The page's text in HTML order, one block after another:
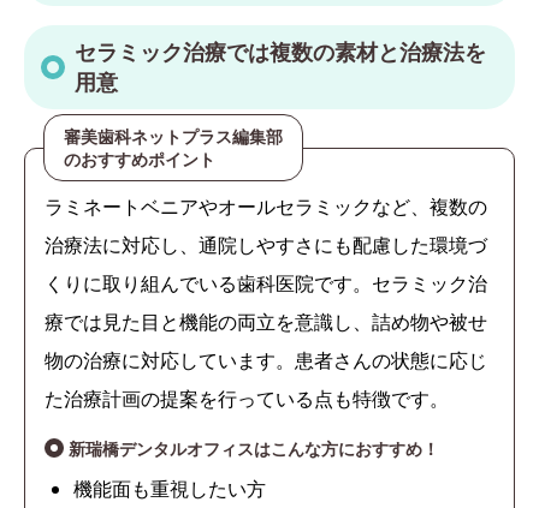
セラミック治療では複数の素材と治療法を
用意
審美歯科ネットプラス編集部
のおすすめポイント
ラミネートベニアやオールセラミックなど、複数の
治療法に対応し、通院しやすさにも配慮した環境づ
くりに取り組んでいる歯科医院です。セラミック治
療では見た目と機能の両立を意識し、詰め物や被せ
物の治療に対応しています。患者さんの状態に応じ
た治療計画の提案を行っている点も特徴です。
新瑞橋デンタルオフィスはこんな方におすすめ！
機能面も重視したい方